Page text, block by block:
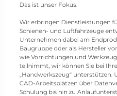
Das ist unser Fokus.
Wir erbringen Dienstleistungen
Schienen- und Luftfahrzeuge
Unternehmen dabei am
Baugruppe oder als Hersteller
wie Vorrichtungen und
teilnimmt, wir können Sie bei
„Handwerkszeug“
CAD-Arbeitsplätzen über
Schulung bis hin zu